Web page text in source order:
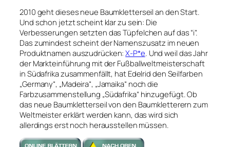
2010 geht dieses neue Baumkletterseil an den Start.
Und schon jetzt scheint klar zu sein: Die
Verbesserungen setzten das Tüpfelchen auf das “i”.
Das zumindest scheint der Namenszusatz im neuen
Produktnamen auszudrücken:X-P*e. Und weil das Jahr
der Markteinführung mit der Fußballweltmeisterschaft
in Südafrika zusammenfällt, hat Edelrid den Seilfarben
„Germany“, „Madeira“, „Jamaika“ noch die
Farbzusammenstellung „Südafrika“ hinzugefügt. Ob
das neue Baumkletterseil von den Baumkletterern zum
Weltmeister erklärt werden kann, das wird sich
allerdings erst noch herausstellen müssen.